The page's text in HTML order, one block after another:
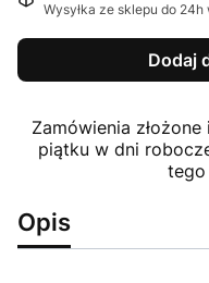
Wysyłka ze sklepu do
Dodaj
Zamówienia
piątku w dni
tego
Opis